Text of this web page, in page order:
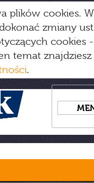
plików cookies.
zmiany
cookies
temat
.